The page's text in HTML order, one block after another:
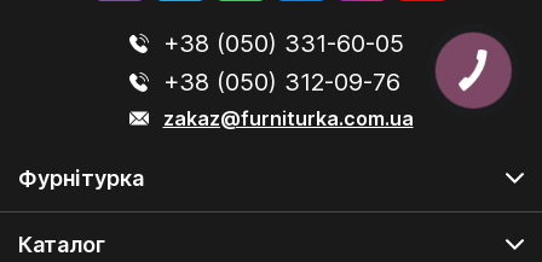
+38 (050) 331-60-05
+38 (050) 312-09-76
zakaz@furniturka.com.ua
Фурнітурка
Каталог